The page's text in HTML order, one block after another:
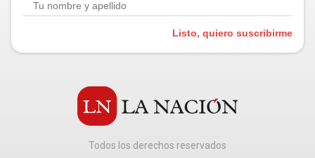
Listo, quiero suscribirme
Todos los derechos reservados